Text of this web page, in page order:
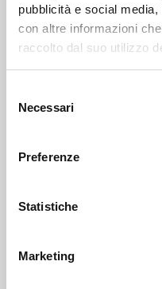
pubblicità e social
con altre informazioni
raccolto dal suo utilizzo
delNecessari
Preferenze
Statistiche
Marketing